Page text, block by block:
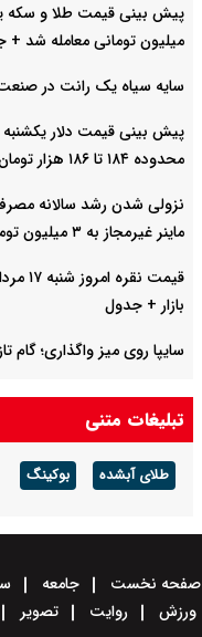
میلیون تومانی معامله شد
سایه سیاه یک رانت در
محدوده ۱۸۴ تا ۱۸۶ هزار تومان
نزولی شدن رشد سالانه
ماینر غیرمجاز به ۳ میلیون تومان
بازار + جدول
سایپا روی میز واگذاری؛
صادرات نفت عراق به دلیل بسته شدن
تبلیغات متنی
طلای آبشده بوکینگ
صفحه نخست جامعه
ورزش
روایت تصویر